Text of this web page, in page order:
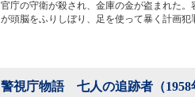
官庁の守衛が殺され、金庫の金が盗まれた
が頭脳をふりしぼり、足を使って暴く計画犯
警視庁物語 七人の追跡者（1958